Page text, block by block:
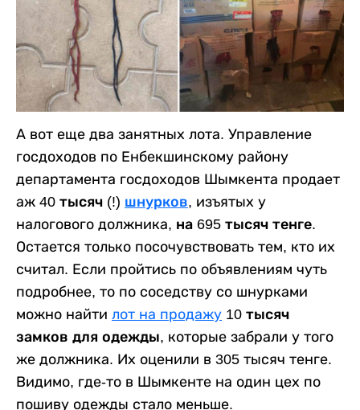
А вот еще два занятных лота. Управление
госдоходов по Енбекшинскому району
департамента госдоходов Шымкента продает
аж 40 тысяч (!) шнурков, изъятых у
налогового должника, на 695 тысяч тенге.
Остается только посочувствовать тем, кто их
считал. Если пройтись по объявлениям чуть
подробнее, то по соседству со шнурками
можно найти лот на продажу 10 тысяч
замков для одежды, которые забрали у того
же должника. Их оценили в 305 тысяч тенге.
Видимо, где-то в Шымкенте на один цех по
пошиву одежды стало меньше.